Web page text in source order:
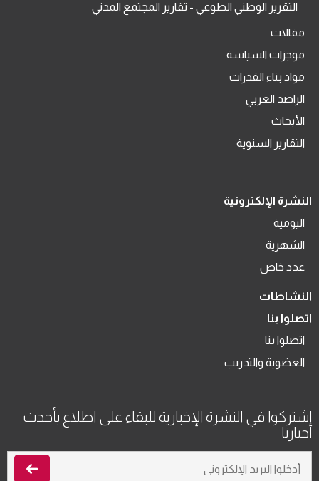
التقرير الوطني الطوعي - تقارير المجتمع المدني
مقالات
موجزات السياسة
مواد بناء القدرات
الراصد العربي
الأبحاث
التقارير السنوية
النشرة الإلكترونية
اليومية
الشهرية
عدد خاص
النشاطات
اتصلوا بنا
اتصلوا بنا
العضوية والتدريب
اشتركوا في النشرة الإخبارية للبقاء على اطلاع بأحدث
أخبارنا